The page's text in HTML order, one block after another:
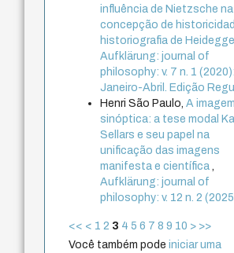
influência de Nietzsche na
concepção de
historiografia de
Aufklärung: journal of
philosophy: v. 7 n. 1 (2020):
Janeiro-Abril. Edição
Henri São Paulo,A imagem
sinóptica: a tese modal
Sellars e seu papel na
unificação das imagens
manifesta e científica
Aufklärung: journal of
philosophy: v. 12 n. 2
<< < 1 2 3 4 5 6 7 8 9 10 > >>
Você também podeiniciar uma